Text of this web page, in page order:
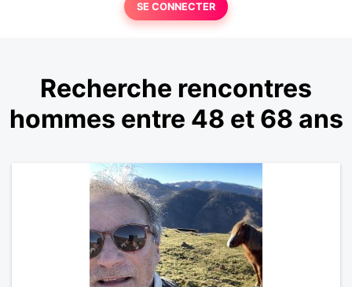
SE CONNECTER
Recherche rencontres
hommes entre 48 et 68 ans